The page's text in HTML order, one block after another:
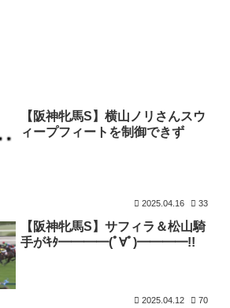
【阪神牝馬S】横山ノリさんスウ
ィープフィートを制御できず
2025.04.16 33
【阪神牝馬S】サフィラ＆松山騎
手がｷﾀ━━━━(ﾟ∀ﾟ)━━━━!!
2025.04.12 70